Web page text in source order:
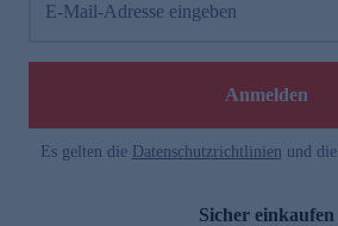
E-Mail-Adresse eingeben
Anmelden
Es gelten die Datenschutzrichtlinien und die
Sicher einkaufen